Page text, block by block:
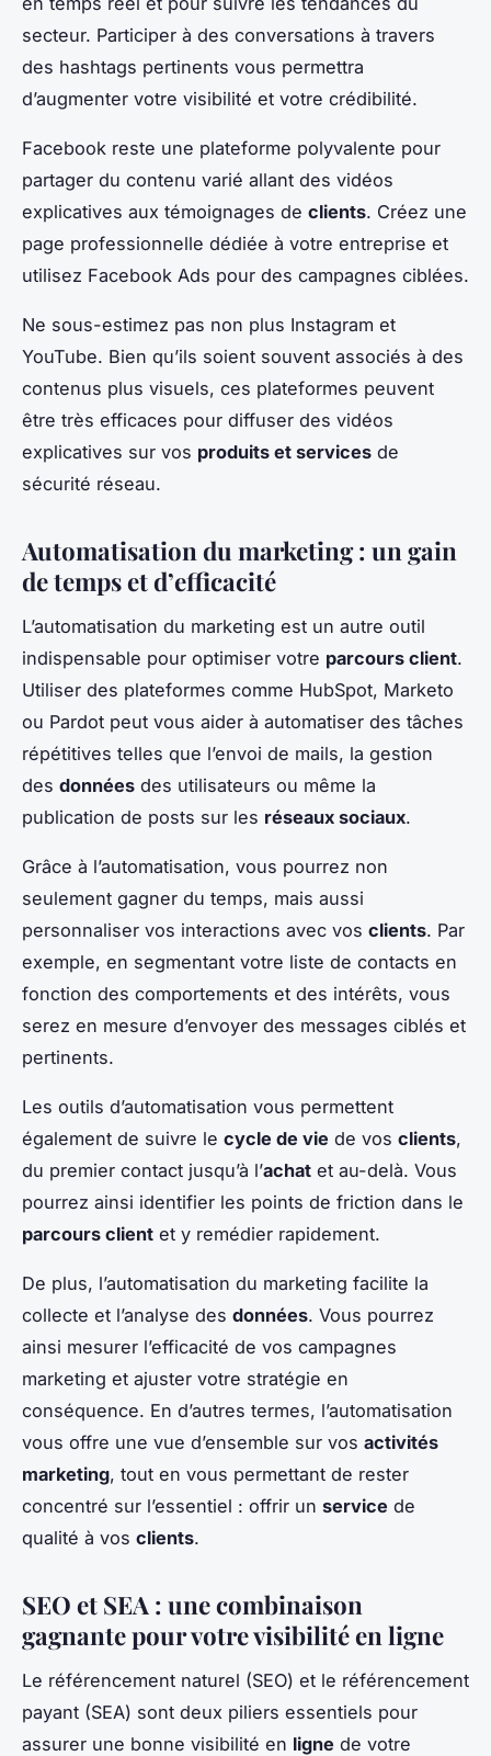
secteur. Participer à des conversations à travers
des hashtags pertinents vous permettra
d’augmenter votre visibilité et votre crédibilité.
Facebook reste une plateforme polyvalente pour
partager du contenu varié allant des vidéos
explicatives aux témoignages de clients. Créez une
page professionnelle dédiée à votre entreprise et
utilisez Facebook Ads pour des campagnes ciblées.
Ne sous-estimez pas non plus Instagram et
YouTube. Bien qu’ils soient souvent associés à des
contenus plus visuels, ces plateformes peuvent
être très efficaces pour diffuser des vidéos
explicatives sur vos produits et services de
sécurité réseau.
Automatisation du marketing : un gain
de temps et d’efficacité
L’automatisation du marketing est un autre outil
indispensable pour optimiser votre parcours client.
Utiliser des plateformes comme HubSpot, Marketo
ou Pardot peut vous aider à automatiser des tâches
répétitives telles que l’envoi de mails, la gestion
des données des utilisateurs ou même la
publication de posts sur les réseaux sociaux.
Grâce à l’automatisation, vous pourrez non
seulement gagner du temps, mais aussi
personnaliser vos interactions avec vos clients. Par
exemple, en segmentant votre liste de contacts en
fonction des comportements et des intérêts, vous
serez en mesure d’envoyer des messages ciblés et
pertinents.
Les outils d’automatisation vous permettent
également de suivre le cycle de vie de vos clients,
du premier contact jusqu’à l’achat et au-delà. Vous
pourrez ainsi identifier les points de friction dans le
parcours client et y remédier rapidement.
De plus, l’automatisation du marketing facilite la
collecte et l’analyse des données. Vous pourrez
ainsi mesurer l’efficacité de vos campagnes
marketing et ajuster votre stratégie en
conséquence. En d’autres termes, l’automatisation
vous offre une vue d’ensemble sur vos activités
marketing, tout en vous permettant de rester
concentré sur l’essentiel : offrir un service de
qualité à vos clients.
SEO et SEA : une combinaison
gagnante pour votre visibilité en ligne
Le référencement naturel (SEO) et le référencement
payant (SEA) sont deux piliers essentiels pour
assurer une bonne visibilité en ligne de votre